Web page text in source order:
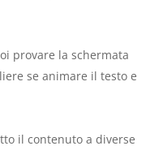
provare la schermata
se animare il testo e
il contenuto a diverse